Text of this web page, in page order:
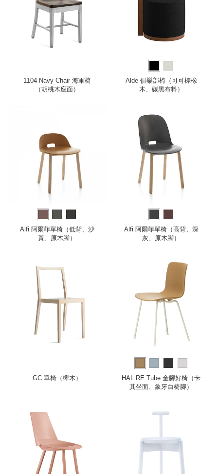
1104 Navy Chair 海軍椅
（胡桃木座面）
Alde 俱樂部椅（可可棕橡
木、碳黑布料）
Alfi 阿爾菲單椅（低背、沙
黃、原木腳）
Alfi 阿爾菲單椅（高背、深
灰、原木腳）
GC 單椅（櫸木）
HAL RE Tube 金腳好椅（卡
其坐面、象牙白椅腳）